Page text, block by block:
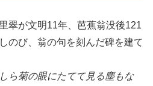
翠が文明11年、芭蕉翁没後121
のび、翁の句を刻んだ碑を建て
しら菊の眼にたてて見る塵もな